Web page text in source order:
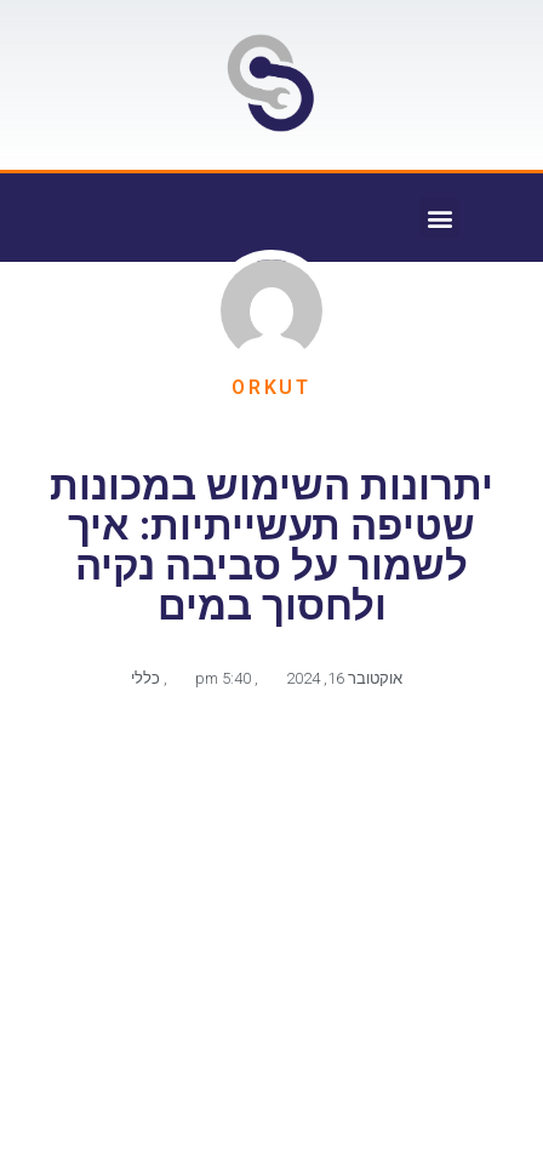
ORKUT
יתרונות השימוש במכונות
שטיפה תעשייתיות: איך
לשמור על סביבה נקיה
ולחסוך במים
אוקטובר 16, 2024 ,
, כללי